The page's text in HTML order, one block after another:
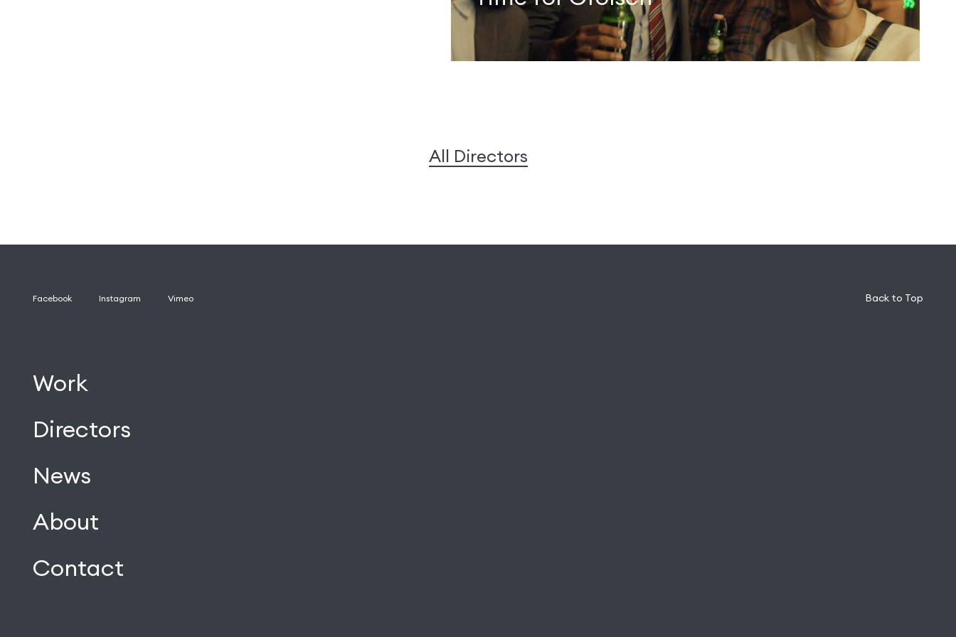
All Directors
Facebook Instagram Vimeo Back to Top
Work
Directors
News
About
Contact